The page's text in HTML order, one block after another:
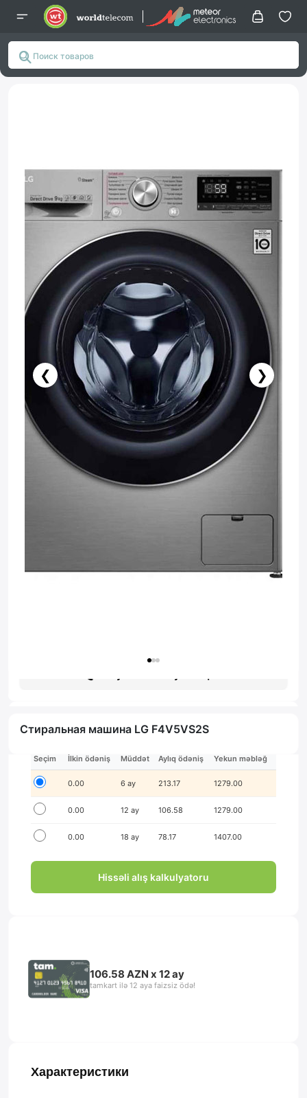
❮ ❯
Стиральная машина LG F4V5VS2S
İlkin ödənişsiz hissə-hissə ödə!
Seçim İlkin ödəniş Müddət Aylıq ödəniş Yekun məbləğ
0.00 6 ay 213.17 1279.00
0.00 12 ay 106.58 1279.00
0.00 18 ay 78.17 1407.00
Hissəli alış kalkulyatoru
106.58 AZN x 12 ay
tamkart ilə 12 aya faizsiz ödə!
Характеристики